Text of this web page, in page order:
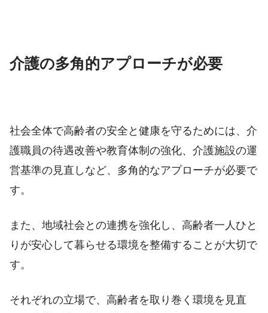
介護の多角的アプローチが必要
社会全体で高齢者の安全と健康を守るためには、介
護職員の待遇改善や教育体制の強化、介護施設の運
営基準の見直しなど、多角的なアプローチが必要で
す。
また、地域社会との連携を強化し、高齢者一人ひと
りが安心して暮らせる環境を整備することが大切で
す。
それぞれの立場で、高齢者を取り巻く環境を見直